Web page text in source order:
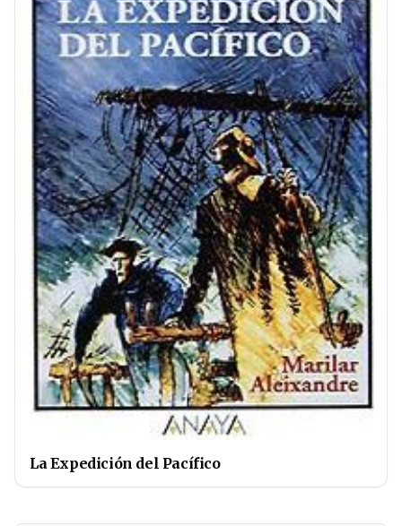
La Expedición del Pacífico